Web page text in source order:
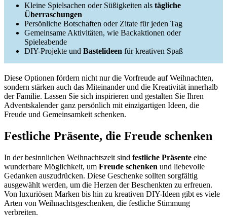
Kleine Spielsachen oder Süßigkeiten als tägliche
Überraschungen
Persönliche Botschaften oder Zitate für jeden Tag
Gemeinsame Aktivitäten, wie Backaktionen oder
Spieleabende
DIY-Projekte und Bastelideen für kreativen Spaß
Diese Optionen fördern nicht nur die Vorfreude auf Weihnachten,
sondern stärken auch das Miteinander und die Kreativität innerhalb
der Familie. Lassen Sie sich inspirieren und gestalten Sie Ihren
Adventskalender ganz persönlich mit einzigartigen Ideen, die
Freude und Gemeinsamkeit schenken.
Festliche Präsente, die Freude schenken
In der besinnlichen Weihnachtszeit sind festliche Präsente eine
wunderbare Möglichkeit, um Freude schenken und liebevolle
Gedanken auszudrücken. Diese Geschenke sollten sorgfältig
ausgewählt werden, um die Herzen der Beschenkten zu erfreuen.
Von luxuriösen Marken bis hin zu kreativen DIY-Ideen gibt es viele
Arten von Weihnachtsgeschenken, die festliche Stimmung
verbreiten.